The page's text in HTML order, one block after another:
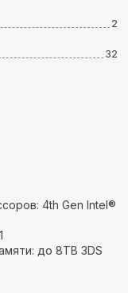
2
32
4th Gen Intel®
до 8TB 3DS